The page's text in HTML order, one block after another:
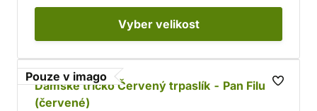
Vyber velikost
Pouze v imago
Dámské tričko Červený trpaslík - Pan Filuta
(červené)